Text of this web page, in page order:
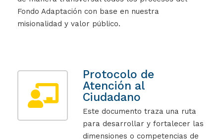
Fondo Adaptación con base en nuestra
misionalidad y valor público.
Protocolo de
Atención al
Ciudadano
Este documento traza una ruta
para desarrollar y fortalecer las
dimensiones o competencias de